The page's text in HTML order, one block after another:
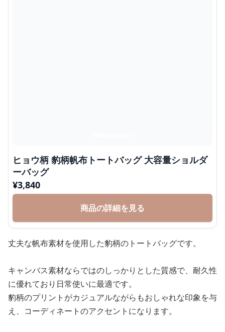
ヒョウ柄 豹柄帆布トートバッグ 大容量ショルダ
ーバッグ
¥3,840
商品の詳細を見る
丈夫な帆布素材を使用した豹柄のトートバッグです。
キャンバス素材ならではのしっかりとした質感で、耐久性
に優れており日常使いに最適です。
豹柄のプリントがカジュアルながらもおしゃれな印象を与
え、コーディネートのアクセントになります。